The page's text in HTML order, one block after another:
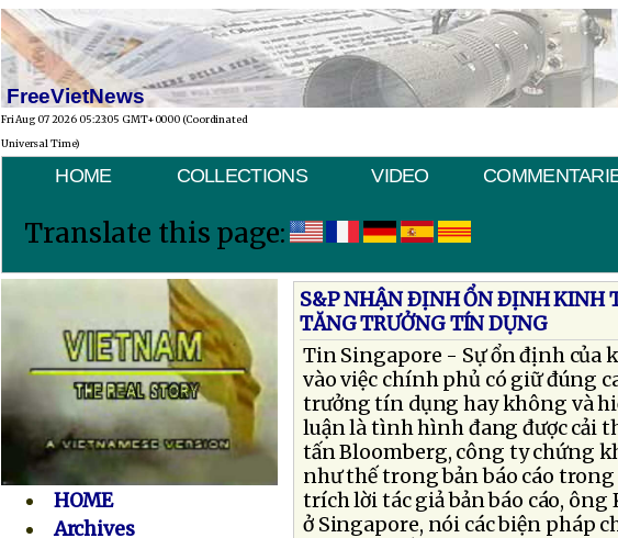
FreeVietNews
Fri Aug 07 2026 05:23:05 GMT+0000 (Coordinated
Universal Time)
HOME COLLECTIONS VIDEO
Translate this page:
HOME
Archives
S&P NHẬN ÐỊNH ỔN ÐỊNH KINH
TĂNG TRƯỞNG TÍN DỤNG
Tin Singapore - Sự ổn định của
vào việc chính phủ có giữ đúng
trưởng tín dụng hay không và
luận là tình hình đang được cải
tấn Bloomberg, công ty chứng
như thế trong bản báo cáo
trích lời tác giả bản báo cáo,
ở Singapore, nói các biện pháp